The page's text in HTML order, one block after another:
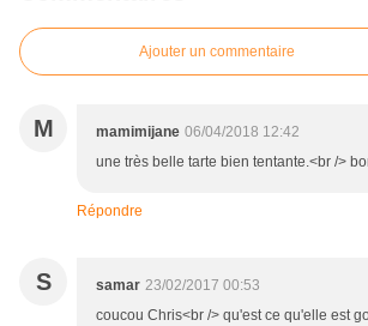
Ajouter un commentaire
M mamimijane 06/04/2018 12:42
une très belle tarte bien tentante.<br />
Répondre
S samar 23/02/2017 00:53
coucou Chris<br /> qu'est ce qu'elle est